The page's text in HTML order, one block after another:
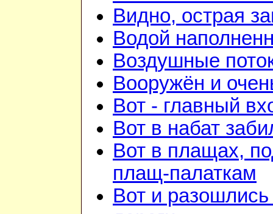
Видно, острая
Водой
Воздушные
Вооружён и
Вот - главный
Вот в набат
Вот в плащах,
плащ-палаткам
Вот и разошлись